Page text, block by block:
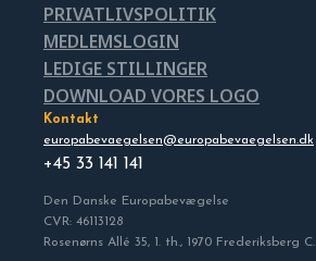
PRIVATLIVSPOLITIK
MEDLEMSLOGIN
LEDIGE STILLINGER
DOWNLOAD VORES LOGO
Kontakt
europabevaegelsen@europabevaegelsen.dk
+45 33 141 141
Den Danske Europabevægelse
CVR: 46113128
Rosenørns Allé 35, 1. th., 1970 Frederiksberg C.